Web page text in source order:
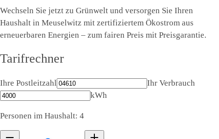
Wechseln Sie jetzt zu Grünwelt und versorgen Sie Ihren
Haushalt in Meuselwitz mit zertifiziertem Ökostrom aus
erneuerbaren Energien – zum fairen Preis mit Preisgarantie.
Tarifrechner
Ihre Postleitzahl
Ihr Verbrauch
kWh
Personen im Haushalt: 4